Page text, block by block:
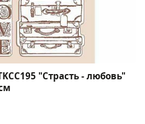
"Страсть - любовь"